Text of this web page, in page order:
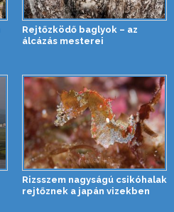
Rejtőzködő baglyok – az
álcázás mesterei
Rizsszem nagyságú csikóhalak
rejtőznek a japán vizekben